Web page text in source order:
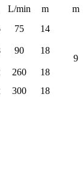
L/min m
m
75 14
9
90
18
260
18
300
18